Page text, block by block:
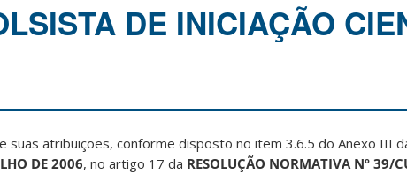
DE INICIAÇÃO
suas atribuições, conforme disposto no item 3.6.5 do Anexo III
DE 2006, no artigo 17 da RESOLUÇÃO NORMATIVA Nº 39/